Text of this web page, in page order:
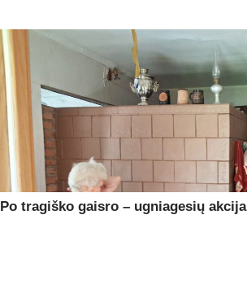
Po tragiško gaisro – ugniagesių akcija